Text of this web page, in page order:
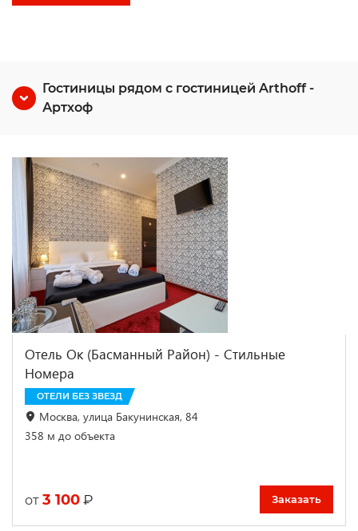
Гостиницы рядом с гостиницей Arthoff -
Артхоф
Отель Ок (Басманный Район) - Стильные
Номера
ОТЕЛИ БЕЗ ЗВЕЗД
Москва, улица Бакунинская, 84
358 м до объекта
от 3 100 ₽ Заказать